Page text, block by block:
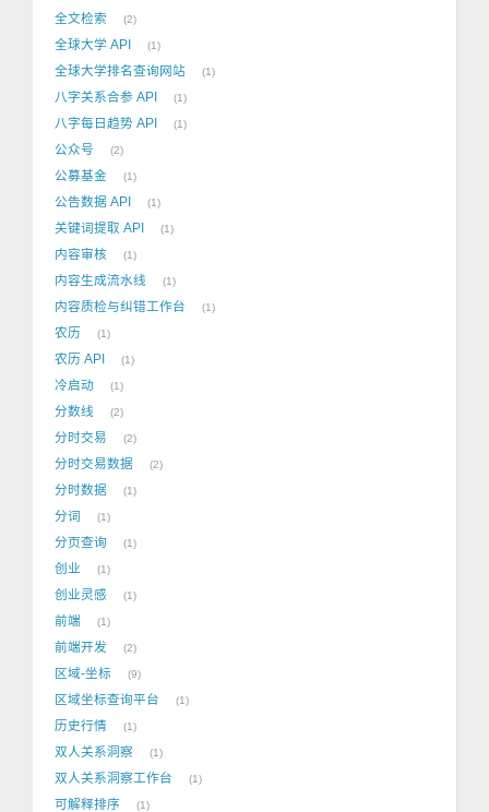
全文检索 2
全球大学 API 1
全球大学排名查询网站 1
八字关系合参 API 1
八字每日趋势 API 1
公众号 2
公募基金 1
公告数据 API 1
关键词提取 API 1
内容审核 1
内容生成流水线 1
内容质检与纠错工作台 1
农历 1
农历 API 1
冷启动 1
分数线 2
分时交易 2
分时交易数据 2
分时数据 1
分词 1
分页查询 1
创业 1
创业灵感 1
前端 1
前端开发 2
区域-坐标 9
区域坐标查询平台 1
历史行情 1
双人关系洞察 1
双人关系洞察工作台 1
可解释排序 1